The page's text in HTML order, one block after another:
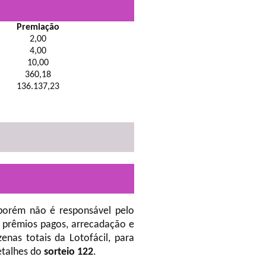
Premiação
2,00
4,00
10,00
360,18
136.137,23
não é responsável pelo
pagos, arrecadação e
totais da Lotofácil, para
do sorteio 122.